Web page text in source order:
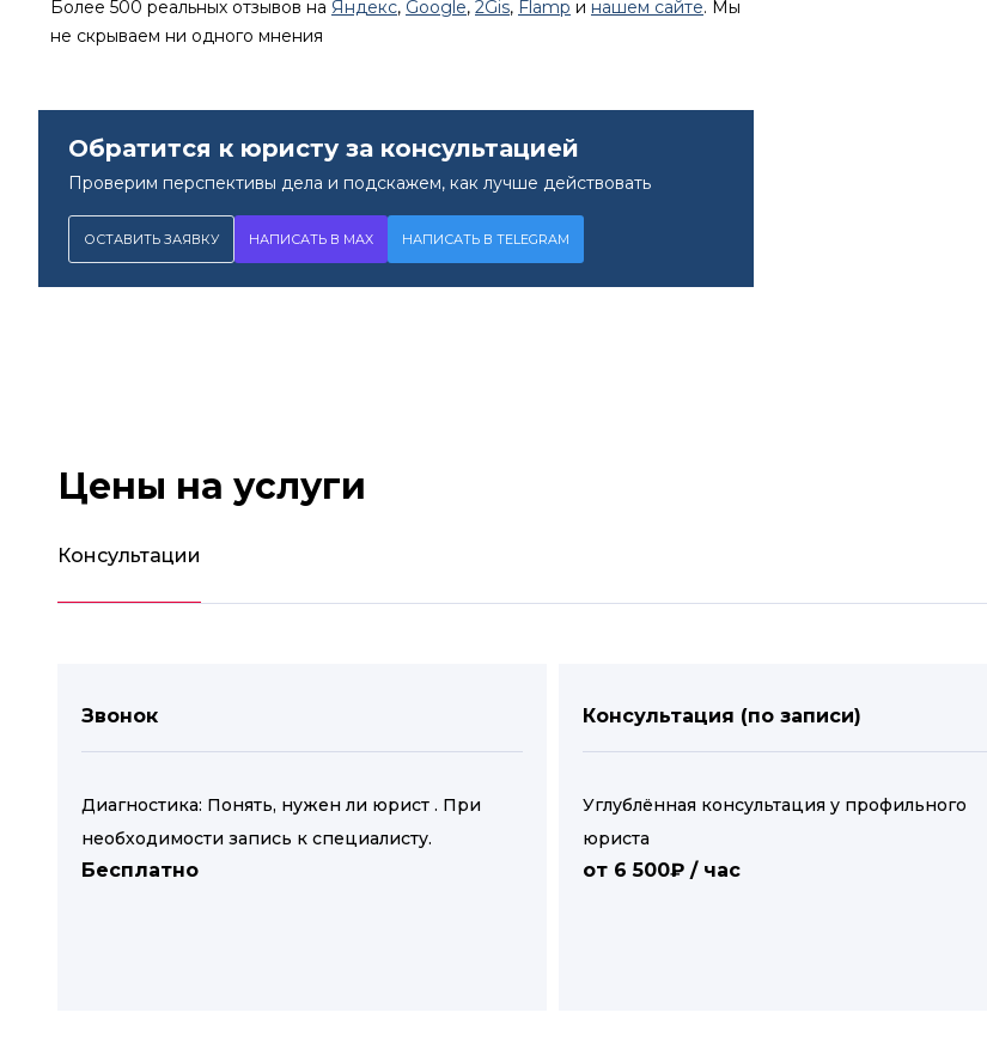
Более 500 реальных отзывов на Яндекс, Google, 2Gis, Flamp и нашем сайте. Мы
не скрываем ни одного мнения
Обратится к юристу за консультацией
Проверим перспективы дела и подскажем, как лучше действовать
ОСТАВИТЬ ЗАЯВКУ НАПИСАТЬ В MAX НАПИСАТЬ В TELEGRAM
Цены на услуги
Консультации
Звонок
Диагностика: Понять, нужен ли юрист . При
необходимости запись к специалисту.
Бесплатно
Консультация (по записи)
Углублённая консультация у профильного
юриста
от 6 500₽ / час